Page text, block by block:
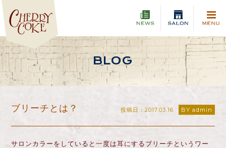
BLOG
ブリーチとは？ 投稿日：2017.03.16 BY admin
サロンカラーをしていると一度は耳にするブリーチというワー